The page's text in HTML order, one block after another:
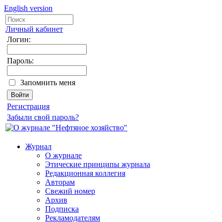
English version
Личный кабинет
Логин:
Пароль:
Запомнить меня
Регистрация
Забыли свой пароль?
Журнал
О журнале
Этические принципы журнала
Редакционная коллегия
Авторам
Свежий номер
Архив
Подписка
Рекламодателям